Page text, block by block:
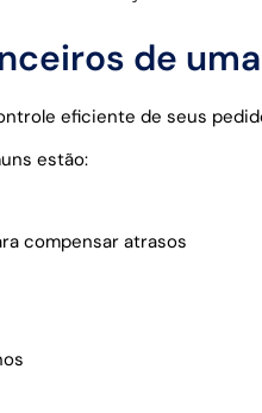
de
eficiente de seus
estão:
compensar atrasos